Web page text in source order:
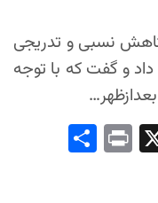
نسبی و تدریجی
و گفت که با توجه
Pri